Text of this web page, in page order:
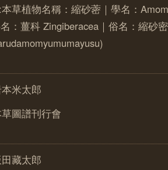
草植物名稱：縮砂蔤｜學名：
：薑科 Zingiberacea｜俗名：縮砂
米太郎
圖譜刊行會
藏太郎